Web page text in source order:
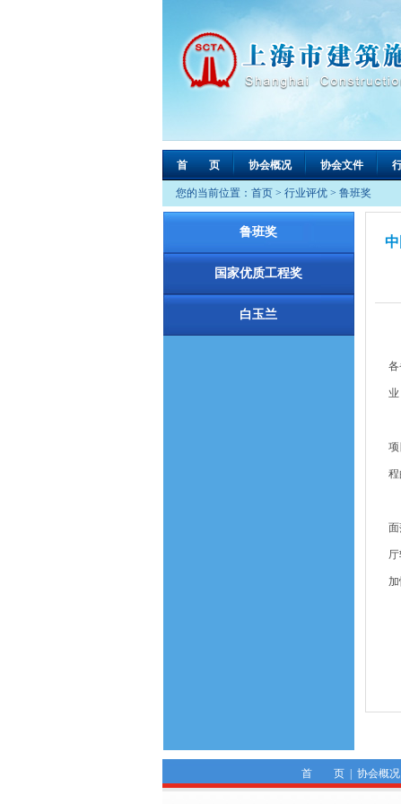
首 页 协会概况 协会文件
您的当前位置： 首页 > 行业评优 > 鲁班奖
鲁班奖
国家优质工程奖
白玉兰
业
程
加
首 页| 协会概况